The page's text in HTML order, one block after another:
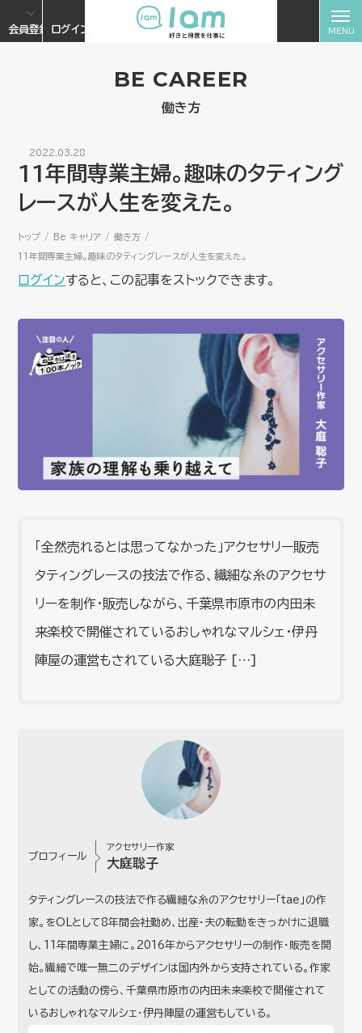
会員登録 ログイン
BE CAREER
働き方
2022.03.28
11年間専業主婦。趣味のタティング
レースが人生を変えた。
トップ Be キャリア 働き方
11年間専業主婦。趣味のタティングレースが人生を変えた。
ログインすると、この記事をストックできます。
「全然売れるとは思ってなかった」アクセサリー販売
タティングレースの技法で作る、繊細な糸のアクセサ
リーを制作・販売しながら、千葉県市原市の内田未
来楽校で開催されているおしゃれなマルシェ・伊丹
陣屋の運営もされている大庭聡子 […]
プロフィール
アクセサリー作家
大庭聡子
タティングレースの技法で作る繊細な糸のアクセサリー「tae」の作
家。をOLとして8年間会社勤め、出産・夫の転勤をきっかけに退職
し、11年間専業主婦に。2016年からアクセサリーの制作・販売を開
始。繊細で唯一無二のデザインは国内外から支持されている。作家
としての活動の傍ら、千葉県市原市の内田未来楽校で開催されて
いるおしゃれなマルシェ・伊丹陣屋の運営もしている。